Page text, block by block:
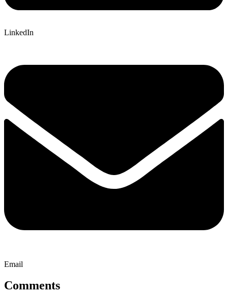
LinkedIn
Email
Comments